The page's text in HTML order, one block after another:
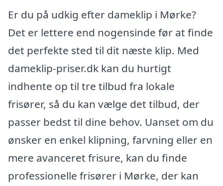
Er du på udkig efter dameklip i Mørke?
Det er lettere end nogensinde før at finde
det perfekte sted til dit næste klip. Med
dameklip-priser.dk kan du hurtigt
indhente op til tre tilbud fra lokale
frisører, så du kan vælge det tilbud, der
passer bedst til dine behov. Uanset om du
ønsker en enkel klipning, farvning eller en
mere avanceret frisure, kan du finde
professionelle frisører i Mørke, der kan